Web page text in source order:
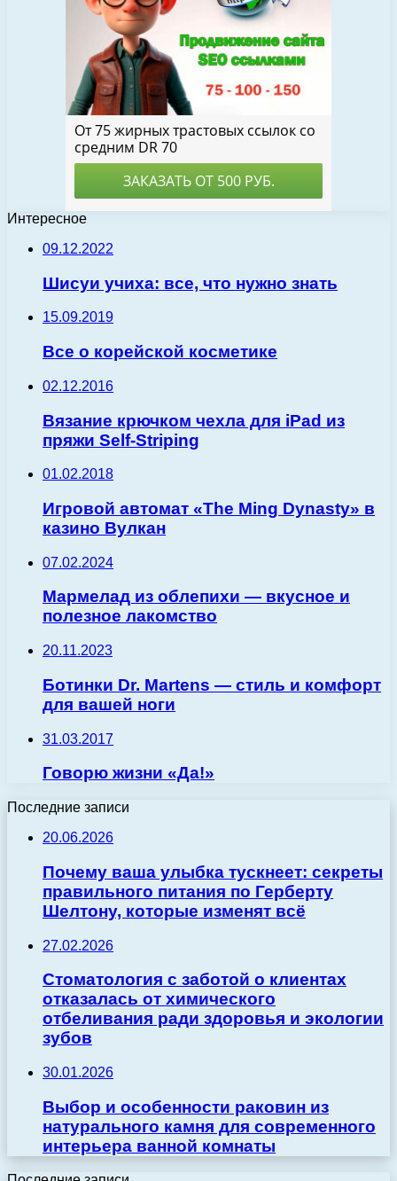
Интересное
09.12.2022
Шисуи учиха: все, что нужно знать
15.09.2019
Все о корейской косметике
02.12.2016
Вязание крючком чехла для iPad из
пряжи Self-Striping
01.02.2018
Игровой автомат «The Ming Dynasty» в
казино Вулкан
07.02.2024
Мармелад из облепихи — вкусное и
полезное лакомство
20.11.2023
Ботинки Dr. Martens — стиль и комфорт
для вашей ноги
31.03.2017
Говорю жизни «Да!»
Последние записи
20.06.2026
Почему ваша улыбка тускнеет: секреты
правильного питания по Герберту
Шелтону, которые изменят всё
27.02.2026
Стоматология с заботой о клиентах
отказалась от химического
отбеливания ради здоровья и экологии
зубов
30.01.2026
Выбор и особенности раковин из
натурального камня для современного
интерьера ванной комнаты